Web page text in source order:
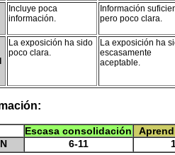
Incluye poca
información.
Información
pero poco clara.
La exposición ha sido
poco clara.
La exposición ha
escasamente
aceptable.
Escasa consolidación
6-11